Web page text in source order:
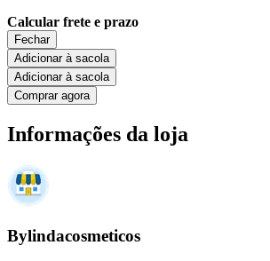
Calcular frete e prazo
Fechar
Adicionar à sacola
Adicionar à sacola
Comprar agora
Informações da loja
Bylindacosmeticos